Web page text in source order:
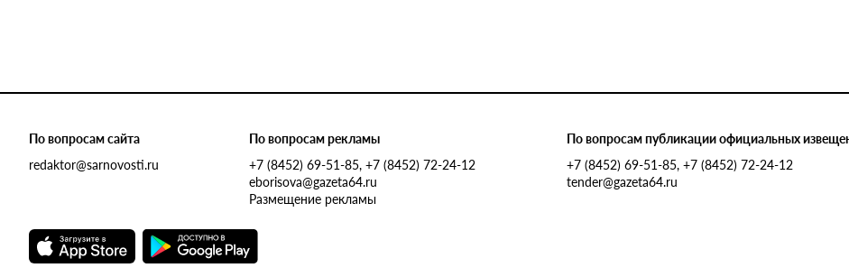
По вопросам сайта
redaktor@sarnovosti.ru
По вопросам рекламы
+7 (8452) 69-51-85, +7 (8452) 72-24-12
eborisova@gazeta64.ru
Размещение рекламы
По вопросам публикации официальных
+7 (8452) 69-51-85, +7 (8452) 72-24-12
tender@gazeta64.ru